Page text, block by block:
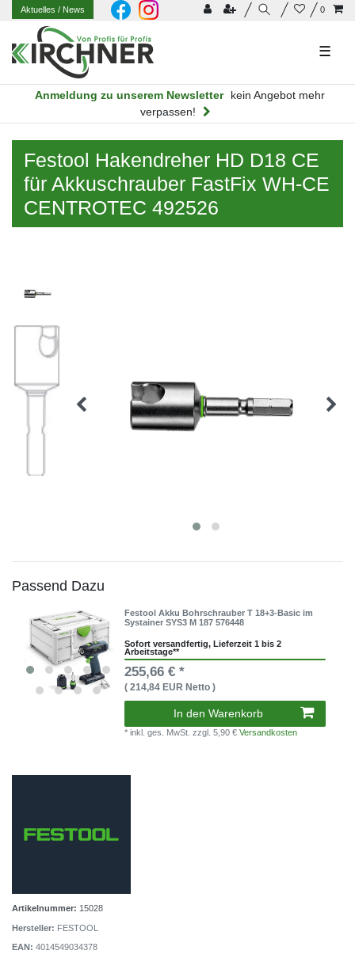
0
Aktuelles/ News
☰
Anmeldung zu unserem Newsletter
kein Angebot mehr
verpassen!
Festool Hakendreher HD D18 CE
für Akkuschrauber FastFix WH-CE
CENTROTEC 492526
Passend Dazu
Festool Akku Bohrschrauber T 18+3-Basic im
Systainer SYS3 M 187 576448
Sofort versandfertig, Lieferzeit 1 bis 2
Arbeitstage**
255,66 € *
( 214,84 EUR Netto )
In den Warenkorb
* inkl. ges. MwSt.zzgl. 5,90 €Versandkosten
Artikelnummer: 15028
Hersteller: FESTOOL
EAN: 4014549034378